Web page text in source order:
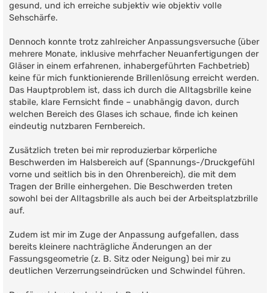
gesund, und ich erreiche subjektiv wie objektiv volle
Sehschärfe.
Dennoch konnte trotz zahlreicher Anpassungsversuche (über
mehrere Monate, inklusive mehrfacher Neuanfertigungen der
Gläser in einem erfahrenen, inhabergeführten Fachbetrieb)
keine für mich funktionierende Brillenlösung erreicht werden.
Das Hauptproblem ist, dass ich durch die Alltagsbrille keine
stabile, klare Fernsicht finde – unabhängig davon, durch
welchen Bereich des Glases ich schaue, finde ich keinen
eindeutig nutzbaren Fernbereich.
Zusätzlich treten bei mir reproduzierbar körperliche
Beschwerden im Halsbereich auf (Spannungs-/Druckgefühl
vorne und seitlich bis in den Ohrenbereich), die mit dem
Tragen der Brille einhergehen. Die Beschwerden treten
sowohl bei der Alltagsbrille als auch bei der Arbeitsplatzbrille
auf.
Zudem ist mir im Zuge der Anpassung aufgefallen, dass
bereits kleinere nachträgliche Änderungen an der
Fassungsgeometrie (z. B. Sitz oder Neigung) bei mir zu
deutlichen Verzerrungseindrücken und Schwindel führen.